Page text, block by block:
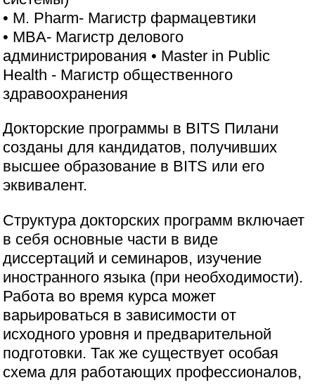
• M. Pharm- Магистр фармацевтики
• MBA- Магистр делового
администрирования • Master in Public
Health - Магистр общественного
здравоохранения
Докторские программы в BITS Пилани
созданы для кандидатов, получивших
высшее образование в BITS или его
эквивалент.
Структура докторских программ включает
в себя основные части в виде
диссертаций и семинаров, изучение
иностранного языка (при необходимости).
Работа во время курса может
варьироваться в зависимости от
исходного уровня и предварительной
подготовки. Так же существует особая
схема для работающих профессионалов,